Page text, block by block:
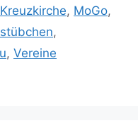
Kreuzkirche, MoGo,
,
, Vereine